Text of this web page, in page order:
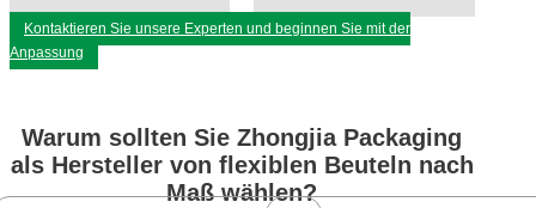
Kontaktieren Sie unsere Experten und beginnen Sie mit der
Anpassung
Warum sollten Sie Zhongjia Packaging
als Hersteller von flexiblen Beuteln nach
Maß wählen?